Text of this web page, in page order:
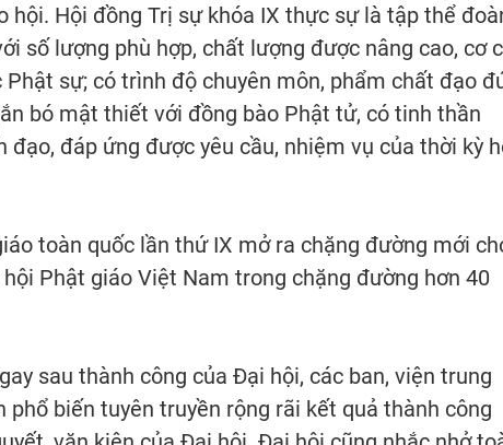
Hội đồng Trị sự khóa IX thực sự là tập thể
số lượng phù hợp, chất lượng được nâng cao, cơ
sự; có trình độ chuyên môn, phẩm chất đạo
bó mật thiết với đồng bào Phật tử, có tinh thần
đáp ứng được yêu cầu, nhiệm vụ của thời kỳ
toàn quốc lần thứ IX mở ra chặng đường mới
Phật giáo Việt Nam trong chặng đường hơn 40
sau thành công của Đại hội, các ban, viện trung
biến tuyên truyền rộng rãi kết quả thành công